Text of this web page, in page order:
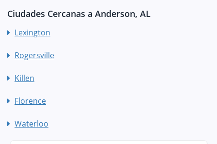
Ciudades Cercanas a Anderson, AL
Lexington
Rogersville
Killen
Florence
Waterloo